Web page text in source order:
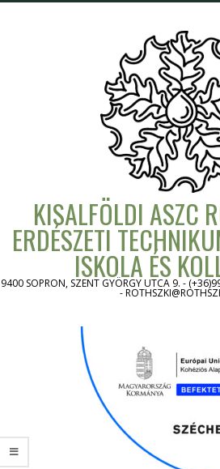
KISALFÖLDI ASZC
ERDÉSZETI
ISKOLA ÉS
9400 SOPRON, SZENT GYÖRGY UTCA 9. -
-